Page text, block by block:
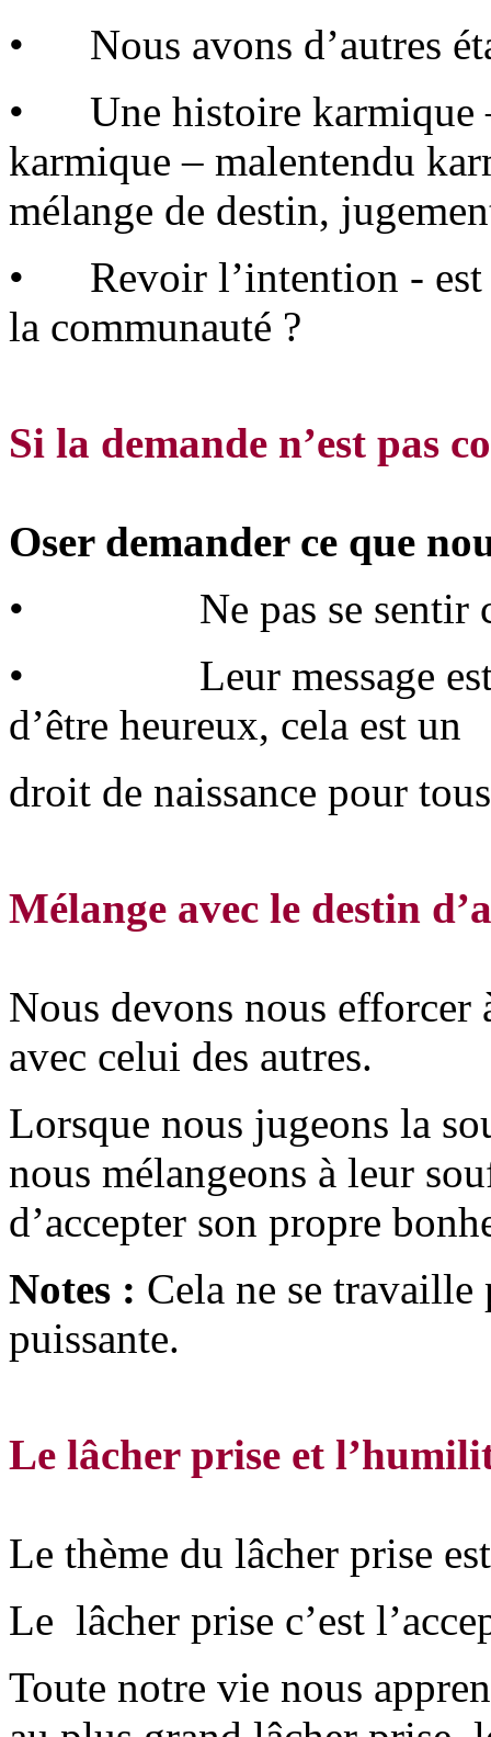
• Nous avons d’autres
• Une histoire karmique
karmique – malentendu
mélange de destin,
• Revoir l’intention - est
la communauté ?
Si la demande n’est pas
Oser demander ce que
• Ne pas se sentir
• Leur message est
d’être heureux, cela est un
droit de naissance pour
Mélange avec le destin
Nous devons nous efforcer
avec celui des autres.
Lorsque nous jugeons la
nous mélangeons à leur
d’accepter son propre
Notes : Cela ne se travaille
puissante.
Le lâcher prise et
Le thème du lâcher prise
Le lâcher prise c’est
Toute notre vie nous